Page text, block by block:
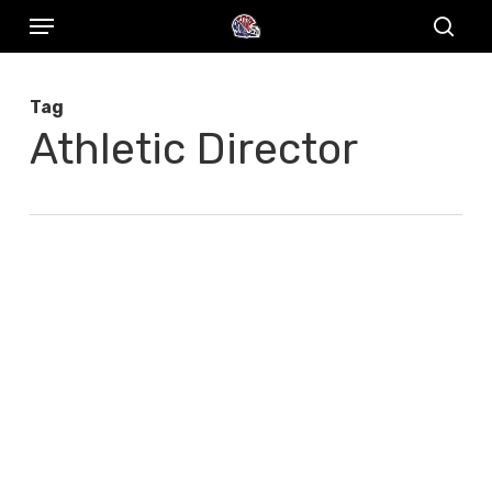
Skip
content
Menu
Tag
Athletic Director